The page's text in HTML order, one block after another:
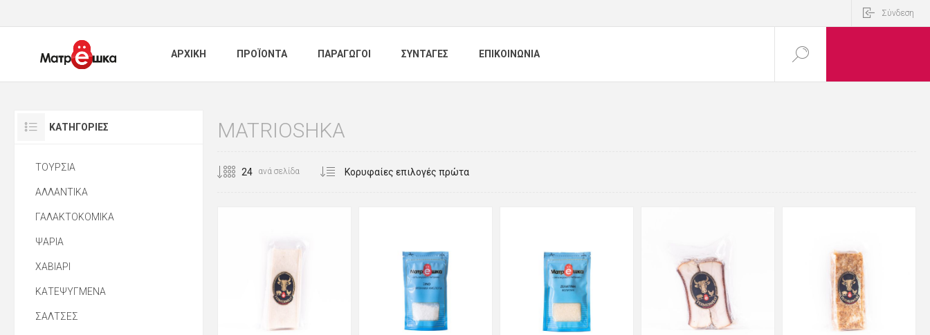
Σύνδεση
ΑΡΧΙΚΗ ΠΡΟΪΟΝΤΑ ΠΑΡΑΓΩΓΟΙ ΣΥΝΤΑΓΕΣ ΕΠΙΚΟΙΝΩΝΙΑ
MATRIOSHKA
ανά σελίδα
ΚΑΤΗΓΟΡΊΕΣ
ΤΟΥΡΣΙΑ
ΑΛΛΑΝΤΙΚΑ
ΓΑΛΑΚΤΟΚΟΜΙΚΑ
ΨΑΡΙΑ
ΧΑΒΙΑΡΙ
ΚΑΤΕΨΥΓΜΕΝΑ
ΣΑΛΤΣΕΣ